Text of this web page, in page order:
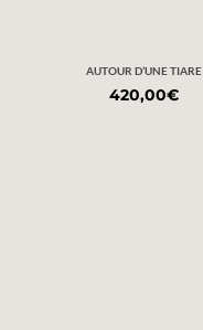
AUTOUR D’UNE TIARE
420,00€